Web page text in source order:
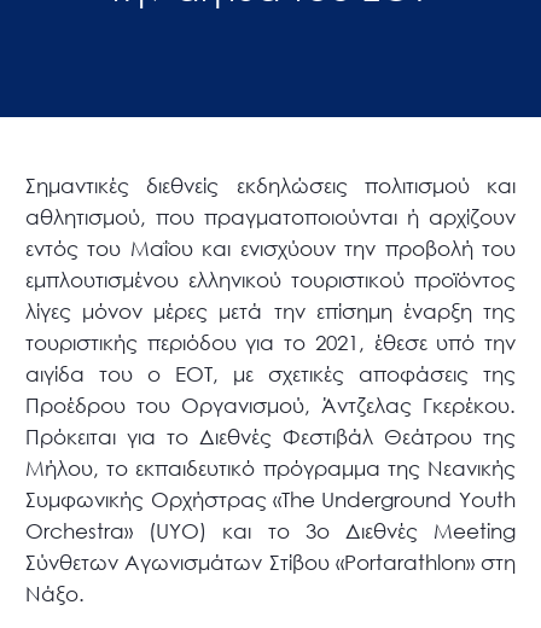
Σημαντικές διεθνείς εκδηλώσεις πολιτισμού και
αθλητισμού, που πραγματοποιούνται ή αρχίζουν
εντός του Μαΐου και ενισχύουν την προβολή του
εμπλουτισμένου ελληνικού τουριστικού προϊόντος
λίγες μόνον μέρες μετά την επίσημη έναρξη της
τουριστικής περιόδου για το 2021, έθεσε υπό την
αιγίδα του ο ΕΟΤ, με σχετικές αποφάσεις της
Προέδρου του Οργανισμού, Άντζελας Γκερέκου.
Πρόκειται για το Διεθνές Φεστιβάλ Θεάτρου της
Μήλου, το εκπαιδευτικό πρόγραμμα της Νεανικής
Συμφωνικής Ορχήστρας «The Underground Youth
Orchestra» (UYO) και το 3ο Διεθνές Meeting
Σύνθετων Αγωνισμάτων Στίβου «Portarathlon» στη
Νάξο.